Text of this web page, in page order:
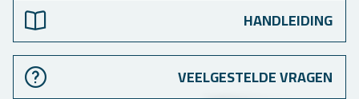
HANDLEIDING
VEELGESTELDE VRAGEN